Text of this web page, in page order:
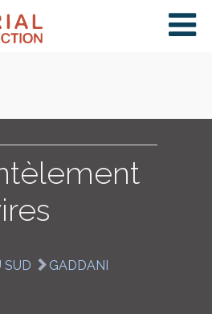
×
PAYS
COLLECTIONS
SUD GADDANI